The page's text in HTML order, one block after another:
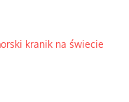
kranik na świecie